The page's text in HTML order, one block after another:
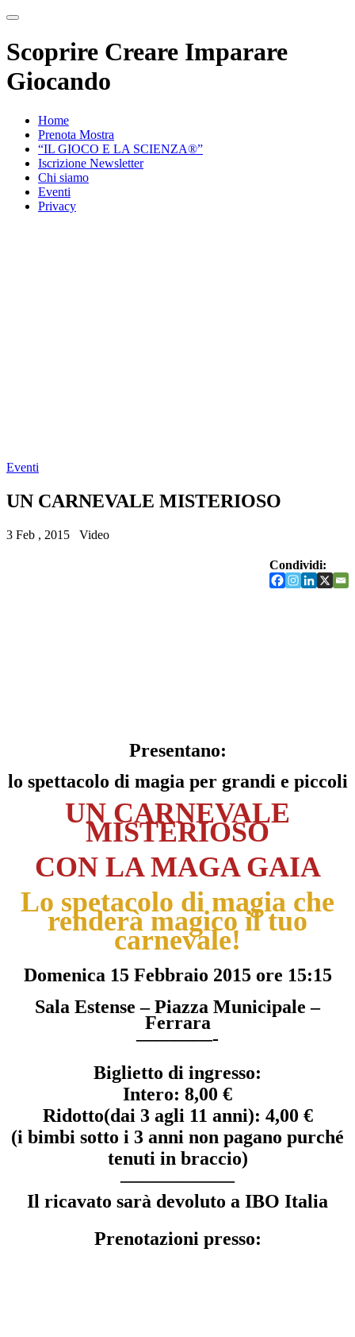
Scoprire Creare Imparare
Giocando
Home
Prenota Mostra
“IL GIOCO E LA SCIENZA®”
Iscrizione Newsletter
Chi siamo
Eventi
Privacy
Eventi
UN CARNEVALE MISTERIOSO
3 Feb , 2015 Video
Condividi:
Presentano:
lo spettacolo di magia per grandi e piccoli
UN CARNEVALE
MISTERIOSO
CON LA MAGA GAIA
Lo spetacolo di magia che
renderà magico il tuo
carnevale!
Domenica 15 Febbraio 2015 ore 15:15
Sala Estense – Piazza Municipale –
Ferrara
————-
Biglietto di ingresso:
Intero: 8,00 €
Ridotto(dai 3 agli 11 anni): 4,00 €
(i bimbi sotto i 3 anni non pagano purché
tenuti in braccio)
——————
Il ricavato sarà devoluto a IBO Italia
Prenotazioni presso: